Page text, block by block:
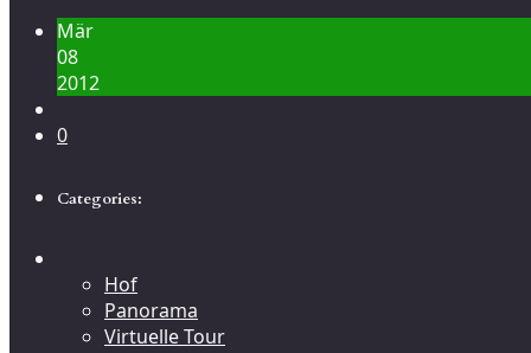
Mär
08
2012
0
Categories:
Hof
Panorama
Virtuelle Tour